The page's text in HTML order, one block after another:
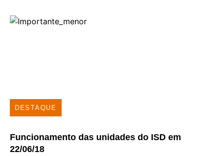
DESTAQUE
Funcionamento das unidades do ISD em
22/06/18